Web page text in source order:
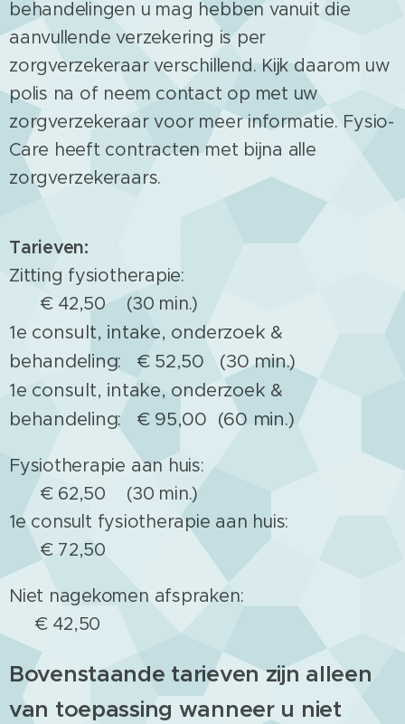
behandelingen u mag hebben vanuit die
aanvullende verzekering is per
zorgverzekeraar verschillend. Kijk daarom uw
polis na of neem contact op met uw
zorgverzekeraar voor meer informatie. Fysio-
Care heeft contracten met bijna alle
zorgverzekeraars.
Tarieven:
Zitting fysiotherapie:
€ 42,50 (30 min.)
1e consult, intake, onderzoek &
behandeling: € 52,50 (30 min.)
1e consult, intake, onderzoek &
behandeling: € 95,00 (60 min.)
Fysiotherapie aan huis:
€ 62,50 (30 min.)
1e consult fysiotherapie aan huis:
€ 72,50
Niet nagekomen afspraken:
€ 42,50
Bovenstaande tarieven zijn alleen
van toepassing wanneer u niet